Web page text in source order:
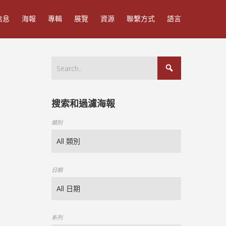
息 海報 專輯 展覽 資源 聯繫方式 語言
搜索和過濾海報
類別
日期
系列